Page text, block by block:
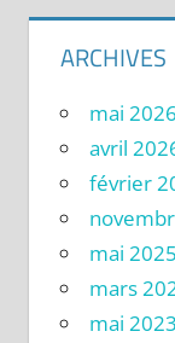
ARCHIVES
mai 2026
avril
février
mai 2025
mars
mai 2023